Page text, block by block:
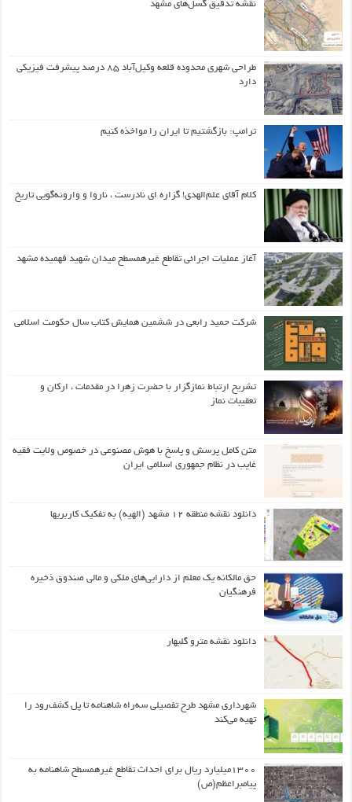
نقشه تدقیق گسل‌های مشهد
طراحی شهری محدوده قلعه وکیل‌آباد ۸۵ درصد پیشرفت فیزیکی
دارد
ترامپ: بازگشتیم تا ایران را مواخذه کنیم
کلام آقای علم‌الهدی! گزاره ای نادرست ، ناروا و وارونه‌گویی تاریخ
آغاز عملیات اجرائی تقاطع غیرهمسطح میدان شهید فهمیده مشهد
شرکت حمید رابعی در ششمین همایش کتاب سال حکومت اسلامی
تشریح ارتباط نمازگزار با حضرت زهرا در مقدمات ، ارکان و
تعقیبات نماز
متن کامل پرسش و پاسخ با هوش مصنوعی در خصوص ولایت فقیه
غایب در نظام جمهوری اسلامی ایران
دانلود نقشه منطقه ۱۲ مشهد (الهیه) به تفکیک کاربریها
حق مالکانه یک معلم از دارایی‌های ملکی و مالی صندوق ذخیره
فرهنگیان
دانلود نقشه مترو گلبهار
شهرداری مشهد طرح تفصیلی سه‌راه شاهنامه تا پل کشف‌رود را
تهیه می‌کند
۱۳۰۰میلیارد ریال برای احداث تقاطع غیرهمسطح شاهنامه به
پیامبراعظم(ص)